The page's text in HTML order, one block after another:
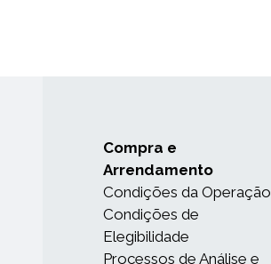
Compra e
Arrendamento
Condições da Operação
Condições de
Elegibilidade
Processos de Análise e